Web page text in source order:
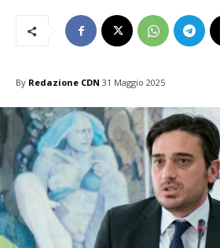
By Redazione CDN 31 Maggio 2025